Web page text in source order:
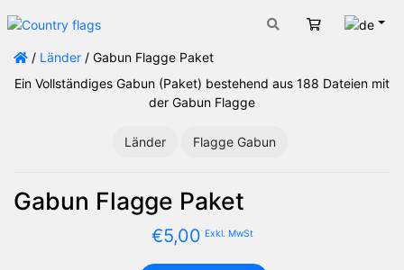
Warenkorb
/ Länder / Gabun Flagge Paket
Ein Vollständiges Gabun (Paket) bestehend aus 188 Dateien mit
der Gabun Flagge
Länder Flagge Gabun
Gabun Flagge Paket
€5,00 Exkl. MwSt